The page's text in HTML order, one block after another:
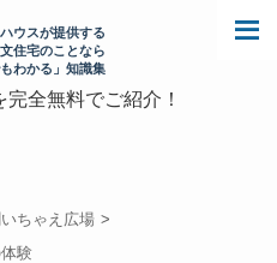
ウスが提供する
文住宅のことなら
わかる」知識集
全無料でご紹介！
ちゃえ広場
験